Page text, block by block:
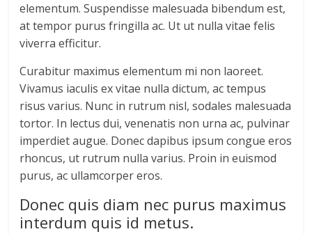
elementum. Suspendisse malesuada bibendum est,
at tempor purus fringilla ac. Ut ut nulla vitae felis
viverra efficitur.
Curabitur maximus elementum mi non laoreet.
Vivamus iaculis ex vitae nulla dictum, ac tempus
risus varius. Nunc in rutrum nisl, sodales malesuada
tortor. In lectus dui, venenatis non urna ac, pulvinar
imperdiet augue. Donec dapibus ipsum congue eros
rhoncus, ut rutrum nulla varius. Proin in euismod
purus, ac ullamcorper eros.
Donec quis diam nec purus maximus
interdum quis id metus.